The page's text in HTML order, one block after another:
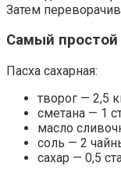
Затем
Самый простой
Пасха сахарная:
творог — 2,5
сметана — 1
масло
соль — 2
сахар — 0,5